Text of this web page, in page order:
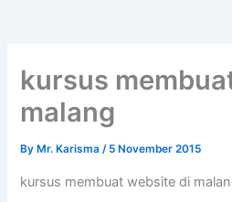
kursus
malang
By Mr. Karisma/ 5 November 2015
kursus membuat website di